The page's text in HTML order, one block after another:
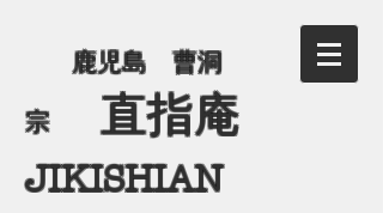
鹿児島 曹洞
宗 直指庵
JIKISHIAN